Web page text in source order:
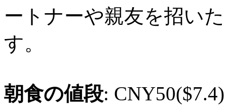
ートナーや親友を招い
す。
朝食の値段: